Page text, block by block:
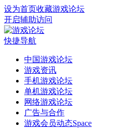
设为首页收藏游戏论坛
开启辅助访问
快捷导航
中国游戏论坛
游戏资讯
手机游戏论坛
单机游戏论坛
网络游戏论坛
广告与合作
游戏会员动态Space